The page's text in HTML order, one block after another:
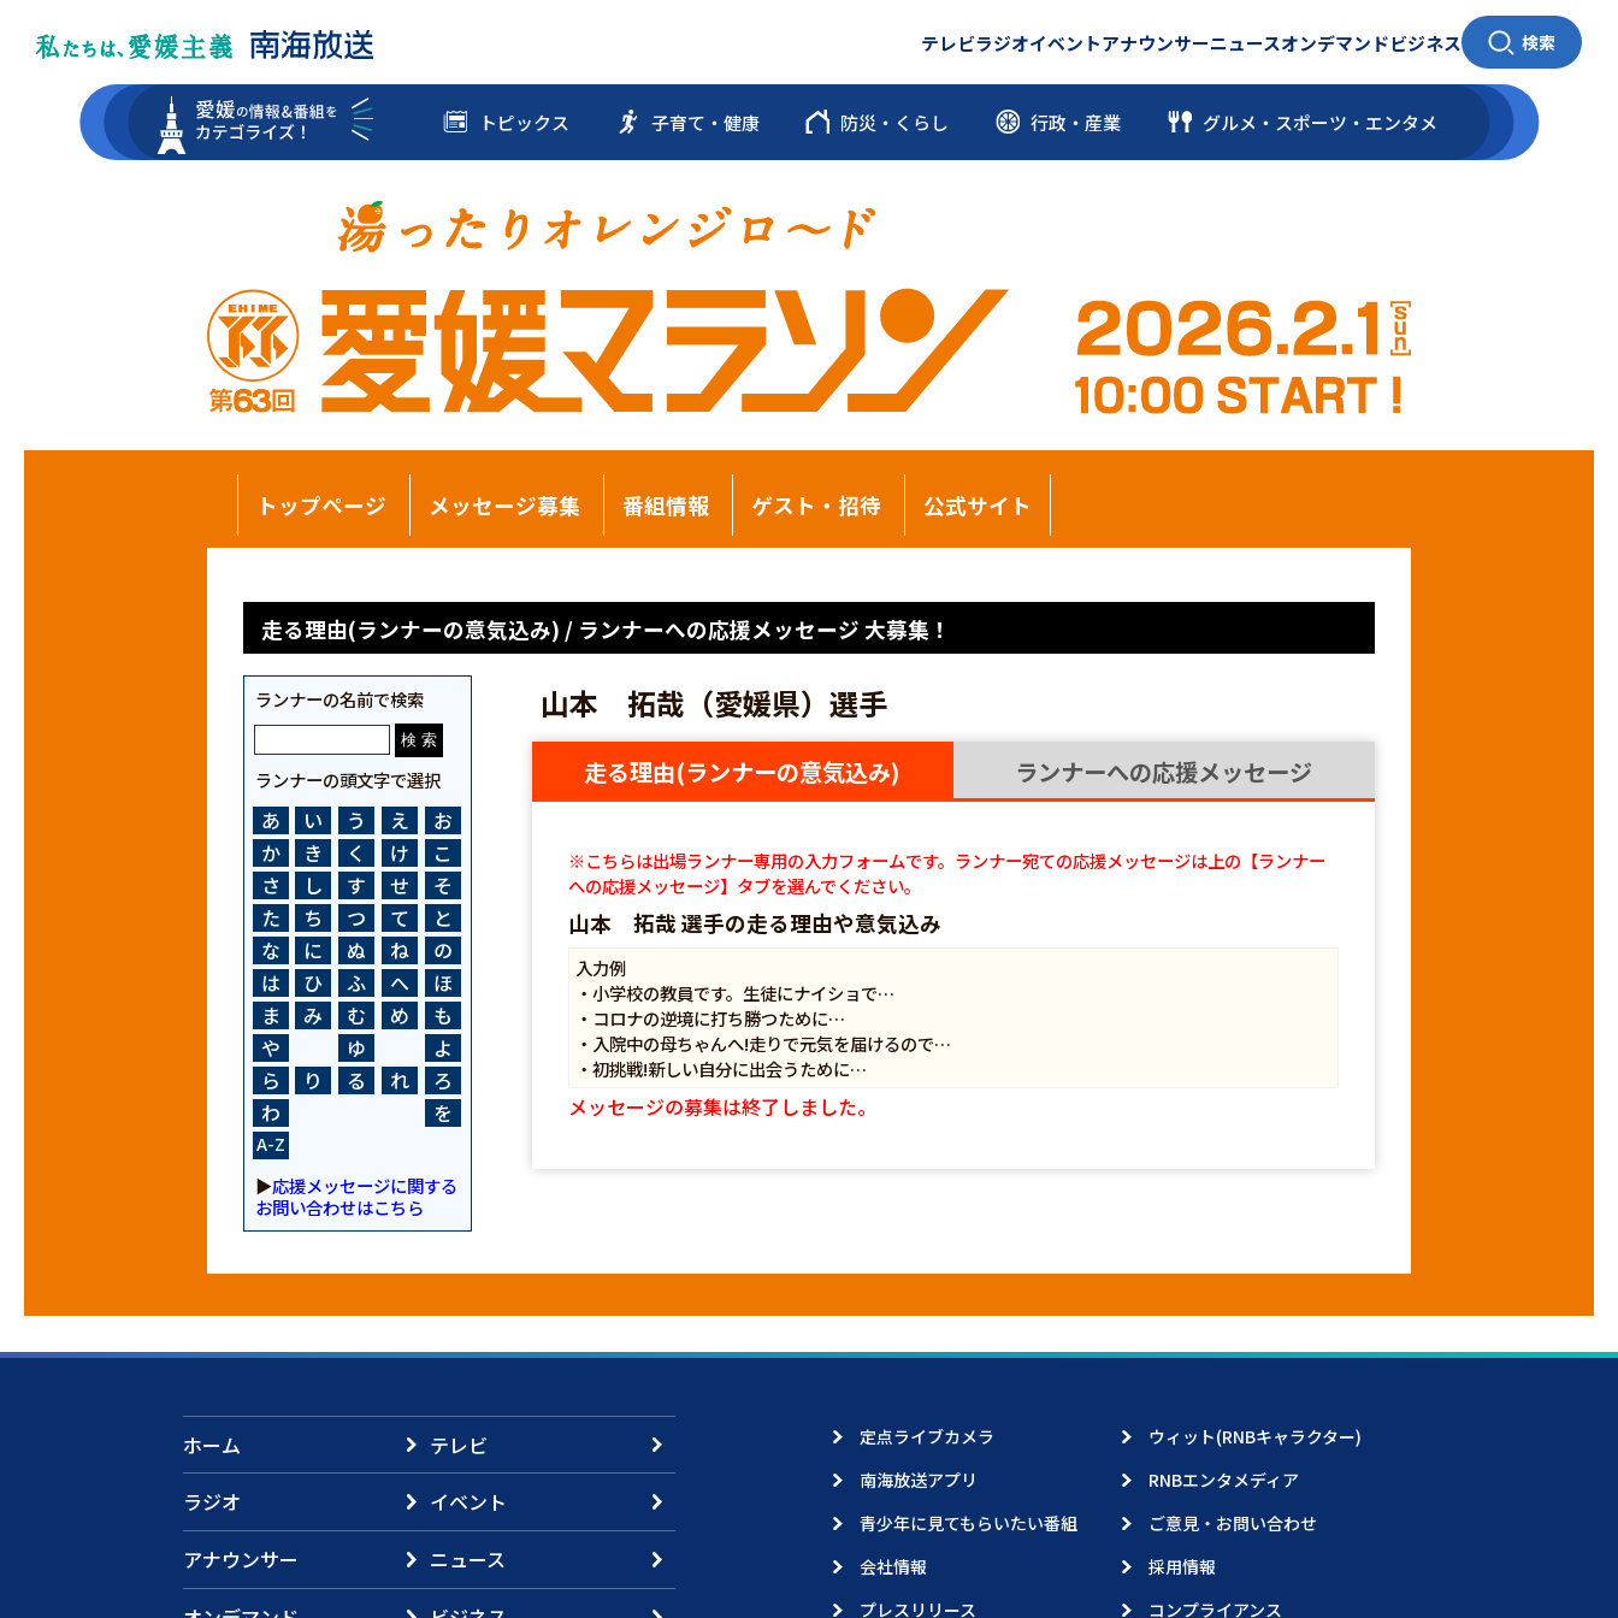
テレビラジオイベントアナウンサーニュースオンデマンドビジネス 検索
トピックス 子育て・健康 防災・くらし 行政・産業 グルメ・スポーツ ・ エンタメ
トップページ メッセージ募集 番組情報 ゲスト・招待 公式サイト
走る理由(ランナーの意気込み) / ランナーへの応援メッセージ 大募集！
ランナーの名前で検索
ランナーの頭文字で選択
あ い う え
お
か
き く け
こ
さ
し す せ
そ
た
ち つ て
と
な
に ぬ ね
の
は
ひ ふ へ
ほ
ま
み む め
も
や
ゆ
よ
ら
り る れ
ろ
わ
を
A-Z
▶応援メッセージに関する
お問い合わせはこちら
山本 拓哉（愛媛県）選手
走る理由(ランナーの意気込み) ランナーへの応援メッセージ
※こちらは出場ランナー専用の入力フォームです。ランナー宛ての応援メッセージは上の【ランナー
への応援メッセージ】タブを選んでください。
山本 拓哉 選手の走る理由や意気込み
入力例
・小学校の教員です。生徒にナイショで…
・コロナの逆境に打ち勝つために…
・入院中の母ちゃんへ!走りで元気を届けるので…
・初挑戦!新しい自分に出会うために…
メッセージの募集は終了しました。
ホーム
テレビ
ラジオ
イベント
アナウンサー
ニュース
定点ライブカメラ
ウィット(RNBキャラクター)
南海放送アプリ
RNBエンタメディア
青少年に見てもらいたい番組
ご意見・お問い合わせ
会社情報
採用情報
プレスリリース
コンプライアンス